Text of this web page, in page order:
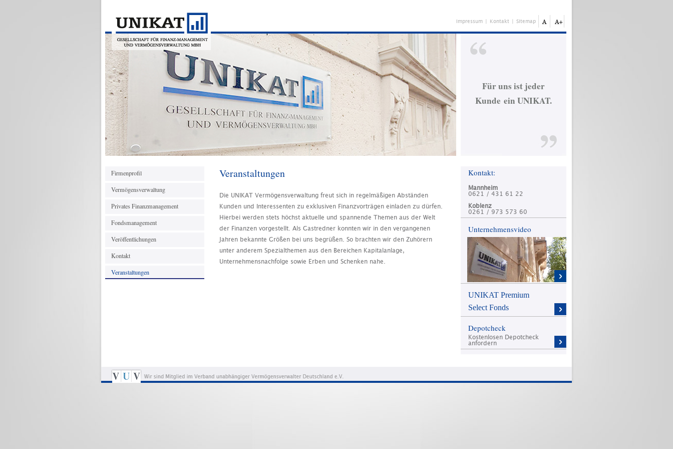
Impressum Kontakt Sitemap
Für uns ist jeder
Kunde ein UNIKAT.
Firmenprofil
Vermögensverwaltung
Privates Finanzmanagement
Fondsmanagement
Veröffentlichungen
Kontakt
Veranstaltungen
Veranstaltungen
Die UNIKAT Vermögensverwaltung freut sich in regelmäßigen Abständen
Kunden und Interessenten zu exklusiven Finanzvorträgen einladen zu dürfen.
Hierbei werden stets höchst aktuelle und spannende Themen aus der Welt
der Finanzen vorgestellt. Als Gastredner konnten wir in den vergangenen
Jahren bekannte Größen bei uns begrüßen. So brachten wir den Zuhörern
unter anderem Spezialthemen aus den Bereichen Kapitalanlage,
Unternehmensnachfolge sowie Erben und Schenken nahe.
Kontakt:
Mannheim
0621 / 431 61 22
Koblenz
0261 / 973 573 60
Unternehmensvideo
UNIKAT Premium
Select Fonds
Depotcheck
Kostenlosen Depotcheck
anfordern